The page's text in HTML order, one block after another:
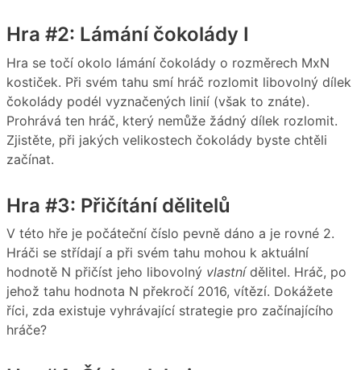
Hra #2: Lámání čokolády I
Hra se točí okolo lámání čokolády o rozměrech MxN
kostiček. Při svém tahu smí hráč rozlomit libovolný dílek
čokolády podél vyznačených linií (však to znáte).
Prohrává ten hráč, který nemůže žádný dílek rozlomit.
Zjistěte, při jakých velikostech čokolády byste chtěli
začínat.
Hra #3: Přičítání dělitelů
V této hře je počáteční číslo pevně dáno a je rovné 2.
Hráči se střídají a při svém tahu mohou k aktuální
hodnotě N přičíst jeho libovolný vlastnídělitel. Hráč, po
jehož tahu hodnota N překročí 2016, vítězí. Dokážete
říci, zda existuje vyhrávající strategie pro začínajícího
hráče?